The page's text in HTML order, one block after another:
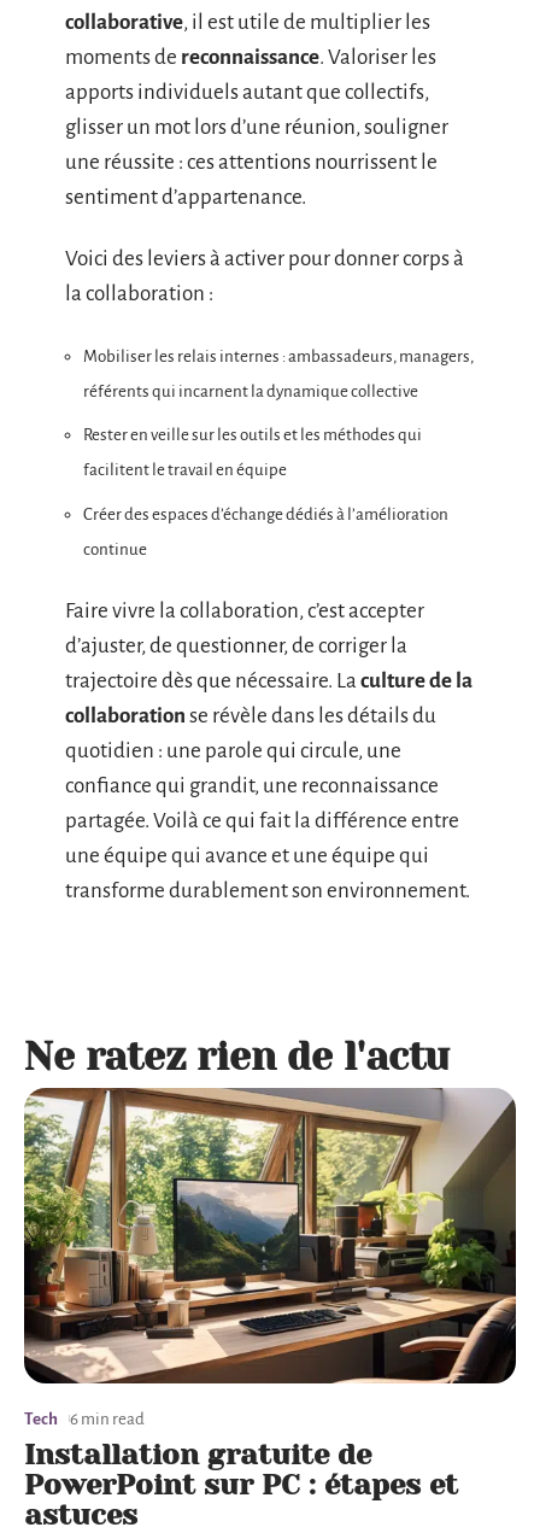
collaborative, il est utile de multiplier les
moments de reconnaissance. Valoriser les
apports individuels autant que collectifs,
glisser un mot lors d’une réunion, souligner
une réussite : ces attentions nourrissent le
sentiment d’appartenance.
Voici des leviers à activer pour donner corps à
la collaboration :
Mobiliser les relais internes : ambassadeurs, managers,
référents qui incarnent la dynamique collective
Rester en veille sur les outils et les méthodes qui
facilitent le travail en équipe
Créer des espaces d’échange dédiés à l’amélioration
continue
Faire vivre la collaboration, c’est accepter
d’ajuster, de questionner, de corriger la
trajectoire dès que nécessaire. La culture de la
collaboration se révèle dans les détails du
quotidien : une parole qui circule, une
confiance qui grandit, une reconnaissance
partagée. Voilà ce qui fait la différence entre
une équipe qui avance et une équipe qui
transforme durablement son environnement.
Ne ratez rien de l'actu
Tech 6 min read
Installation gratuite de
PowerPoint sur PC : étapes et
astuces